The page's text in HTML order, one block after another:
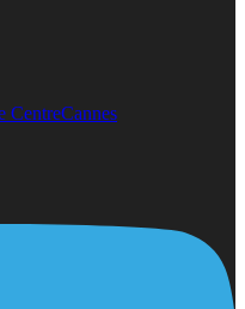
CentreCannes